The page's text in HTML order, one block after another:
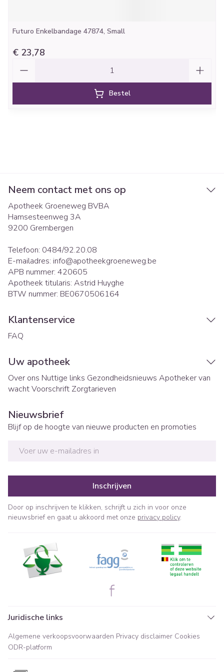
Futuro Enkelbandage 47874, Small
€ 23,78
Bestel
Neem contact met ons op
Apotheek Groeneweg BVBA
Hamsesteenweg 3A
9200 Grembergen
Telefoon: 0484/92.20.08
E-mailadres: info@apotheekgroeneweg.be
APB nummer: 420605
Apotheek titularis: Astrid Huyghe
BTW nummer: BE0670506164
Klantenservice
FAQ
Uw apotheek
Over ons Nuttige links Gezondheidsnieuws Apotheker van
wachtVoorschrift Zorgtarieven
Nieuwsbrief
Blijf op de hoogte van nieuwe producten en promoties
Inschrijven
Door op inschrijven te klikken, schrijft u zich in voor onze
nieuwsbrief en gaat u akkoord met onze privacy policy.
Juridische links
Algemene verkoopsvoorwaarden Privacy disclaimer Cookies
ODR-platform